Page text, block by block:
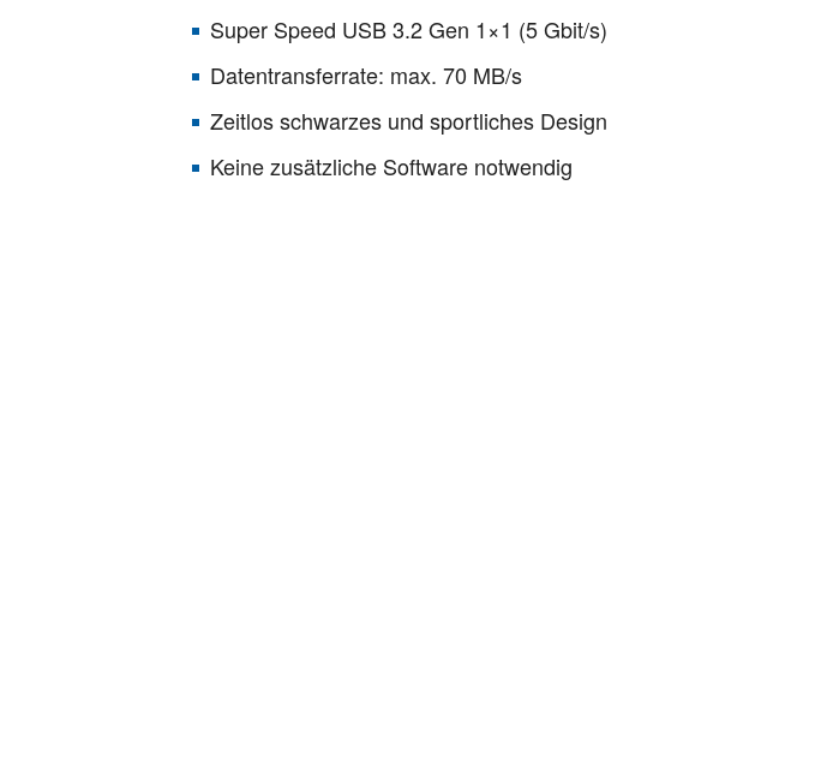
Super Speed USB 3.2 Gen 1×1 (5 Gbit/s)
Datentransferrate: max. 70 MB/s
Zeitlos schwarzes und sportliches Design
Keine zusätzliche Software notwendig